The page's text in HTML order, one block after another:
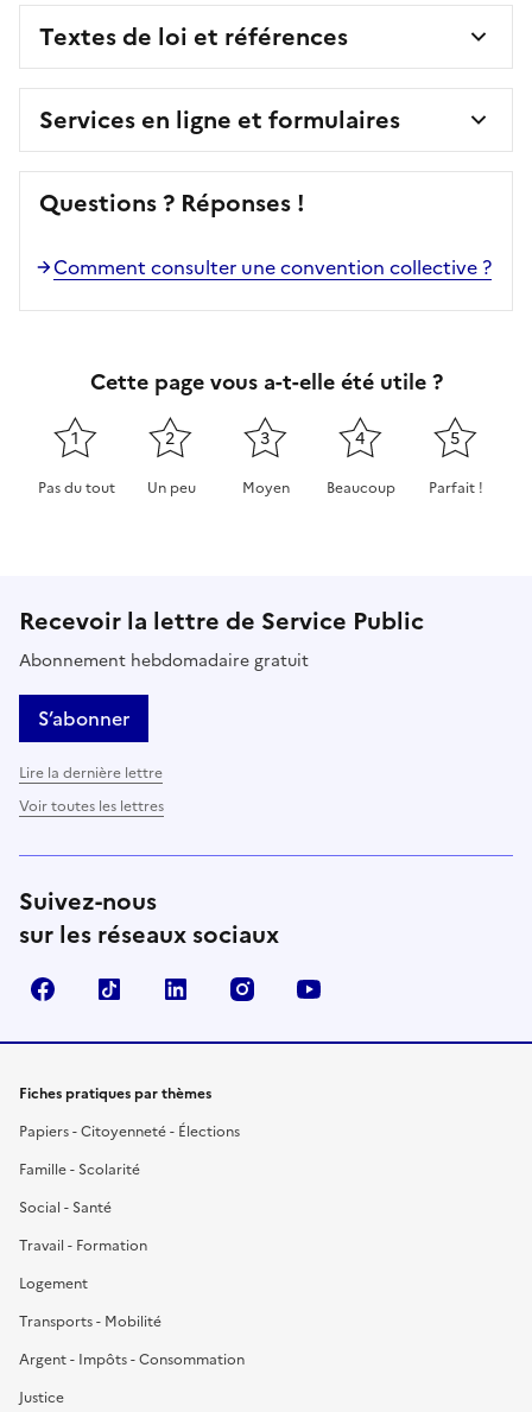
Textes de loi et références
Services en ligne et formulaires
Questions ? Réponses !
Comment consulter une convention collective ?
Cette page vous a-t-elle été utile ?
1
Pas du tout
2
Un peu
3
Moyen
4
Beaucoup
5
Parfait !
Recevoir la lettre de Service Public
Abonnement hebdomadaire gratuit
S’abonner
Lire la dernière lettre
Voir toutes les lettres
Suivez-nous
sur les réseaux sociaux
FacebookTikTok LinkedIn Instagram
Fiches pratiques par thèmes
Papiers - Citoyenneté - Élections
Famille - Scolarité
Social - Santé
Travail - Formation
Logement
Transports - Mobilité
Argent - Impôts - Consommation
Justice